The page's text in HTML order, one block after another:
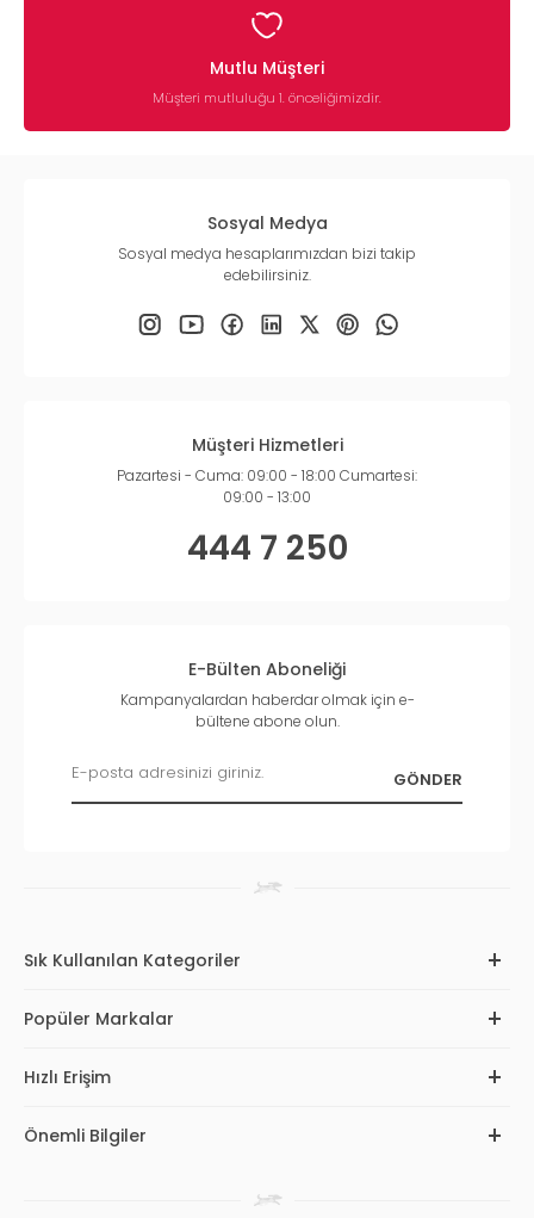
Mutlu Müşteri
Müşteri mutluluğu 1. önceliğimizdir.
Sosyal Medya
Sosyal medya hesaplarımızdan bizi takip
edebilirsiniz.
Müşteri Hizmetleri
Pazartesi - Cuma: 09:00 - 18:00 Cumartesi:
09:00 - 13:00
444 7 250
E-Bülten Aboneliği
Kampanyalardan haberdar olmak için e-
bültene abone olun.
Sık Kullanılan Kategoriler
Popüler Markalar
Hızlı Erişim
Önemli Bilgiler